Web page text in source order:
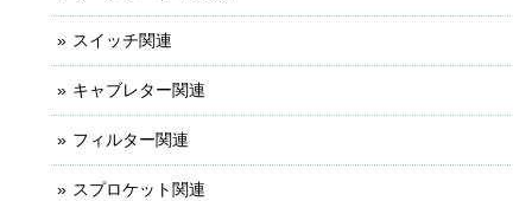
スイッチ関連
キャブレター関連
フィルター関連
スプロケット関連